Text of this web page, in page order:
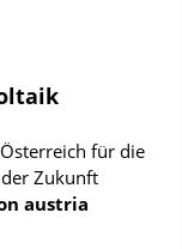
für die
Zukunft
austria